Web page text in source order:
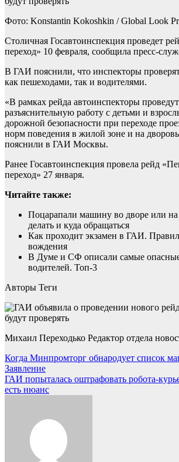
Фото: Konstantin Kokoshkin / Global Look
Столичная Госавтоинспекция проведет
переход» 10 февраля, сообщила пресс-
В ГАИ пояснили, что инспекторы
как пешеходами, так и водителями.
«В рамках рейда автоинспекторы
разъяснительную работу с детьми и
дорожной безопасности при переходе
норм поведения в жилой зоне и на
пояснили в ГАИ Москвы.
Ранее Госавтоинспекция провела рейд
переход» 27 января.
Читайте также:
Поцарапали машину во дворе или на
делать и куда обращаться
Как проходит экзамен в ГАИ.
вождения
В Думе и СФ описали самые
водителей. Топ-3
Авторы Теги
Михаил Переходько Редактор отдела
Навигация
по
записям
Когда Минпромторг обнародует список
Заявление
ГАИ попыталась оштрафовать робота-
есть нюанс